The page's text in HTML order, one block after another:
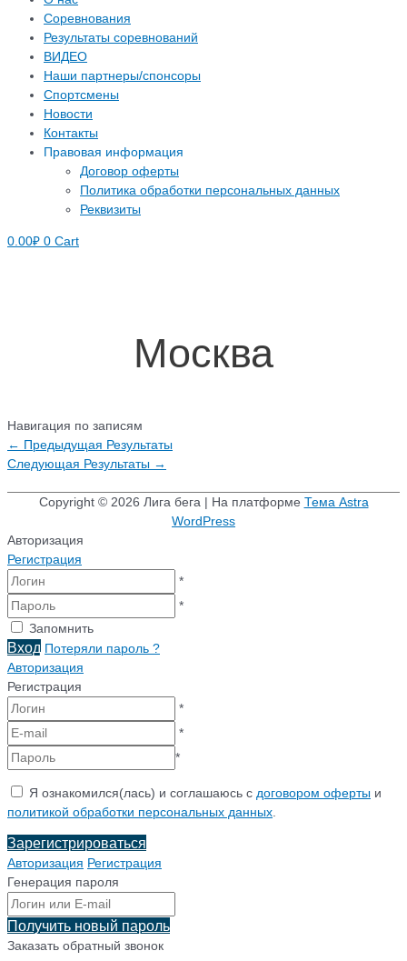
Соревнования
Результаты соревнований
ВИДЕО
Наши партнеры/спонсоры
Спортсмены
Новости
Контакты
Правовая информация
Договор оферты
Политика обработки персональных данных
Реквизиты
0.00₽ 0 Cart
Москва
Навигация по записям
← Предыдущая Результаты
Следующая Результаты →
Copyright © 2026 Лига бега| На платформе Тема Astra
WordPress
Авторизация
Регистрация
*
*
Запомнить
Вход Потеряли пароль ?
Авторизация
Регистрация
*
*
*
Я ознакомился(лась) и соглашаюсь с договором оферты и
политикой обработки персональных данных
Зарегистрироваться
Авторизация Регистрация
Генерация пароля
Получить новый пароль
Заказать обратный звонок